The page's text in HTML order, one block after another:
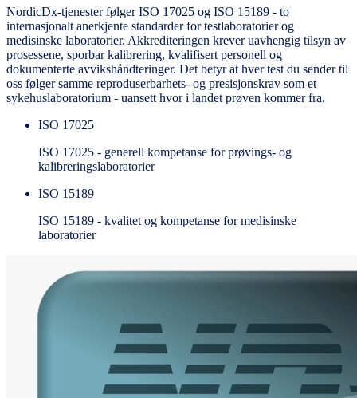
NordicDx-tjenester følger ISO 17025 og ISO 15189 - to
internasjonalt anerkjente standarder for testlaboratorier og
medisinske laboratorier. Akkrediteringen krever uavhengig tilsyn av
prosessene, sporbar kalibrering, kvalifisert personell og
dokumenterte avvikshåndteringer. Det betyr at hver test du sender til
oss følger samme reproduserbarhets- og presisjonskrav som et
sykehuslaboratorium - uansett hvor i landet prøven kommer fra.
ISO 17025
ISO 17025 - generell kompetanse for prøvings- og
kalibreringslaboratorier
ISO 15189
ISO 15189 - kvalitet og kompetanse for medisinske
laboratorier